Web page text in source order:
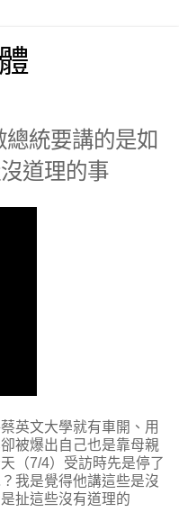
統要講的是如
道理的事
英文大學就有車開、用
被爆出自己也是靠母親
（7/4）受訪時先是停了
我是覺得他講這些是沒
扯這些沒有道理的